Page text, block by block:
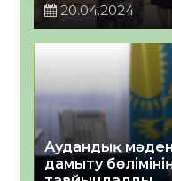
20.04.2024
Аудандық
дамыту